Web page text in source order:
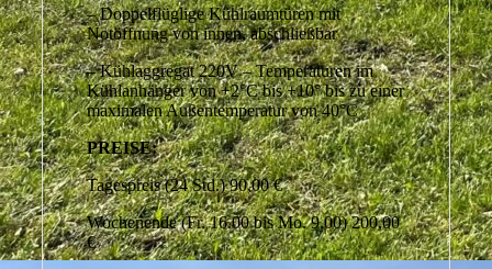
– Doppelflüglige Kühlraumtüren mit
Notöffnung von innen, abschließbar
– Kühlaggregat 220V – Temperaturen im
Kühlanhänger von +2°C bis +10° bis zu einer
maximalen Außentemperatur von 40°C
PREISE:
Tagespreis (24 Std.) 90,00 €
Wochenende (Fr. 16.00 bis Mo. 9.00) 200,00
€